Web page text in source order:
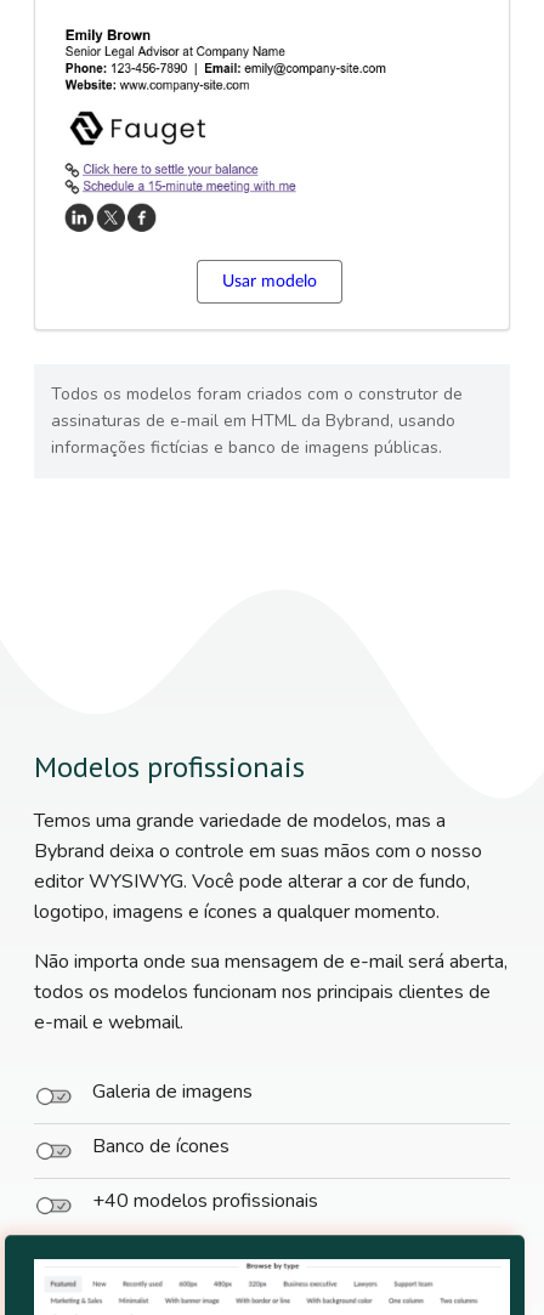
Usar modelo
Todos os modelos foram criados com o construtor de
assinaturas de e-mail em HTML da Bybrand, usando
informações fictícias e banco de imagens públicas.
Modelos profissionais
Temos uma grande variedade de modelos, mas a
Bybrand deixa o controle em suas mãos com o nosso
editor WYSIWYG. Você pode alterar a cor de fundo,
logotipo, imagens e ícones a qualquer momento.
Não importa onde sua mensagem de e-mail será aberta,
todos os modelos funcionam nos principais clientes de
e-mail e webmail.
Galeria de imagens
Banco de ícones
+40 modelos profissionais